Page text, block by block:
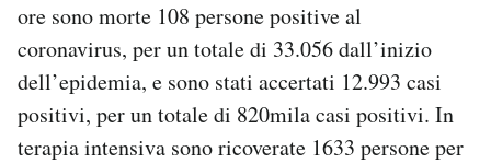
ore sono morte 108 persone positive al
coronavirus, per un totale di 33.056 dall’inizio
dell’epidemia, e sono stati accertati 12.993 casi
positivi, per un totale di 820mila casi positivi. In
terapia intensiva sono ricoverate 1633 persone per